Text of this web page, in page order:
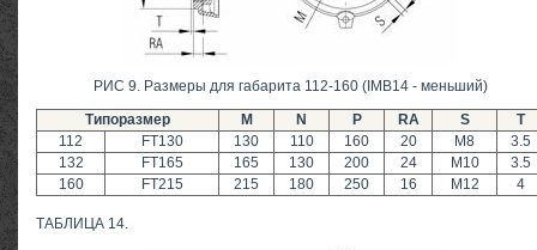
РИС 9. Размеры для габарита 112-160 (IMB14 - меньший)
Типоразмер
M N P RA S
T
112
FT130 130 110 160 20 M8
3.5
132
FT165 165 130 200 24 M10
3.5
160
FT215 215 180 250 16 M12 4
ТАБЛИЦА 14.